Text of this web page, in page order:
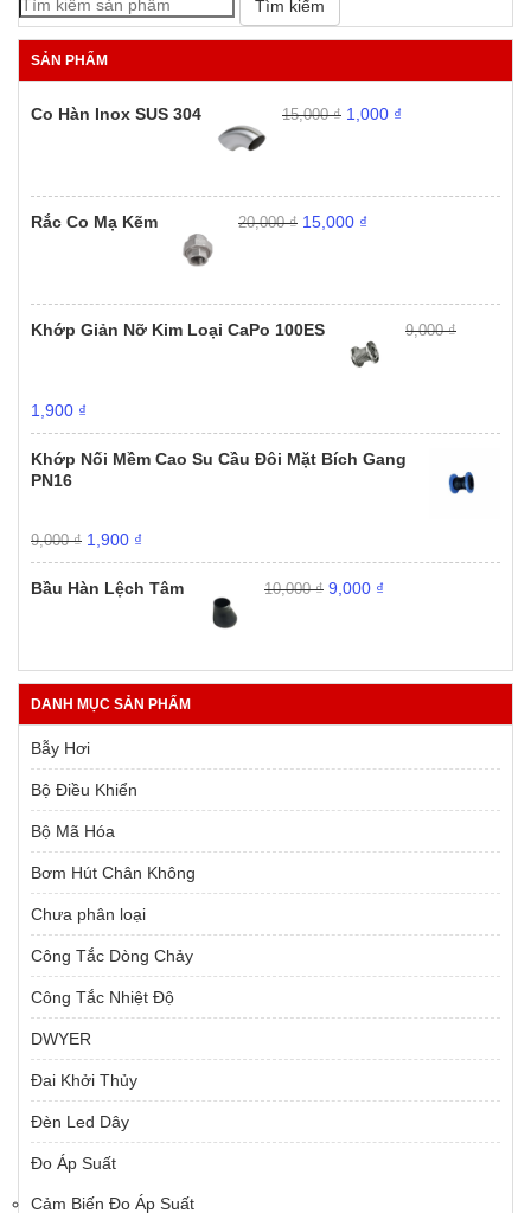
1,290,000₫Giá
gốc
890,000₫Giá
hiện
890,000 ₫.
là:
tại
Tìm kiếm
SẢN PHẨM
Co Hàn Inox SUS 304 15,000₫
Giá
gốc
1,000 ₫
Rắc Co Mạ Kẽm
20,000₫
Giá
gốc
15,000 ₫
Khớp Giản Nỡ Kim Loại CaPo 100ES
9,000₫
Giá
gốc
là:
9,000 ₫.
1,900 ₫
hiện
tại
Khớp Nối Mềm Cao Su Cầu Đôi Mặt Bích Gang
PN16
9,000₫ Giá
gốc
là:
9,000 ₫.
1,900 ₫
hiện
tại
Bầu Hàn Lệch Tâm 10,000₫
Giá
gốc
9,000 ₫
DANH MỤC SẢN PHẨM
Bẫy Hơi
Bộ Điều Khiển
Bộ Mã Hóa
Bơm Hút Chân Không
Chưa phân loại
Công Tắc Dòng Chảy
Công Tắc Nhiệt Độ
DWYER
Đai Khởi Thủy
Đèn Led Dây
Đo Áp Suất
Cảm Biến Đo Áp Suất